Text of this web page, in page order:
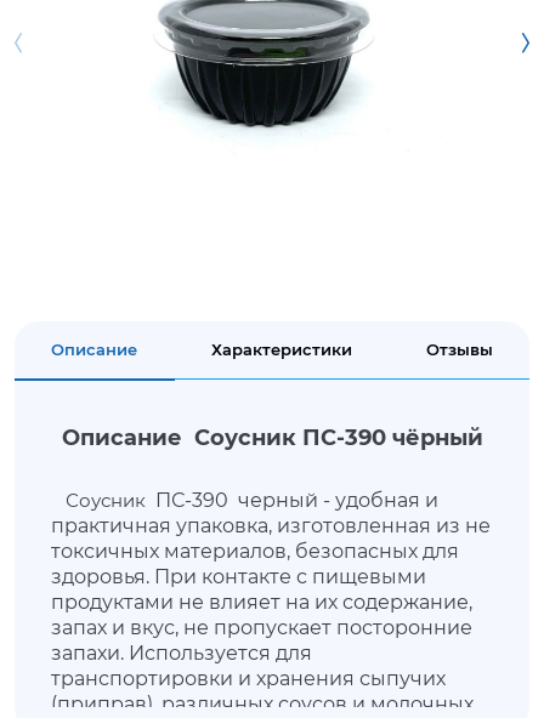
Описание Характеристики Отзывы
Описание Соусник ПС-390 чёрный
Соусник ПС-390 черный - удобная и
практичная упаковка, изготовленная из не
токсичных материалов, безопасных для
здоровья. При контакте с пищевыми
продуктами не влияет на их содержание,
запах и вкус, не пропускает посторонние
запахи. Используется для
транспортировки и хранения сыпучих
(приправ), различных соусов и молочных